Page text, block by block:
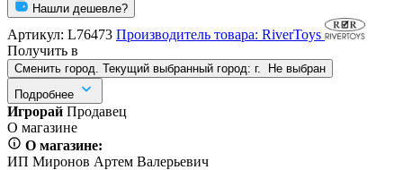
Нашли дешевле?
Артикул: L76473 Производитель товара: RiverToys
Получить в
Сменить город. Текущий выбранный город: г.
Не выбран
Подробнее
Игрорай Продавец
О магазине
О магазине:
ИП Миронов Артем Валерьевич